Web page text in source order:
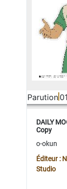
Parution
DAILY
Copy
o-okun
Éditeur :
Studio